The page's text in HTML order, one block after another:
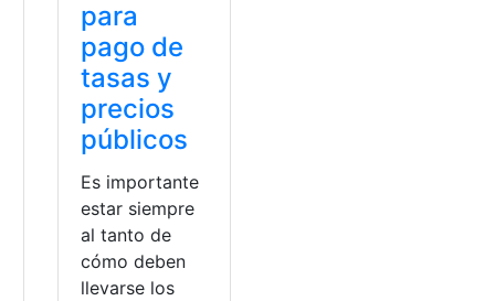
para
pago de
tasas y
precios
públicos
Es importante
estar siempre
al tanto de
cómo deben
llevarse los